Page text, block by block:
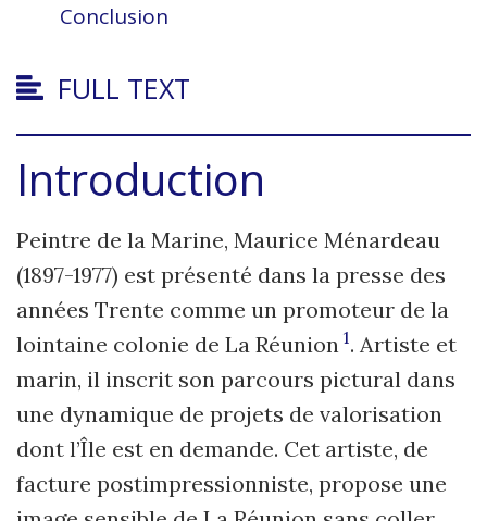
Conclusion
FULL TEXT
Introduction
Peintre de la Marine, Maurice Ménardeau
(1897-1977) est présenté dans la presse des
années Trente comme un promoteur de la
lointaine colonie de La Réunion 1. Artiste et
marin, il inscrit son parcours pictural dans
une dynamique de projets de valorisation
dont l’Île est en demande. Cet artiste, de
facture postimpressionniste, propose une